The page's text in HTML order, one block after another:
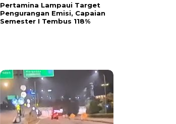
Pertamina Lampaui Target
Pengurangan Emisi, Capaian
Semester I Tembus 118%